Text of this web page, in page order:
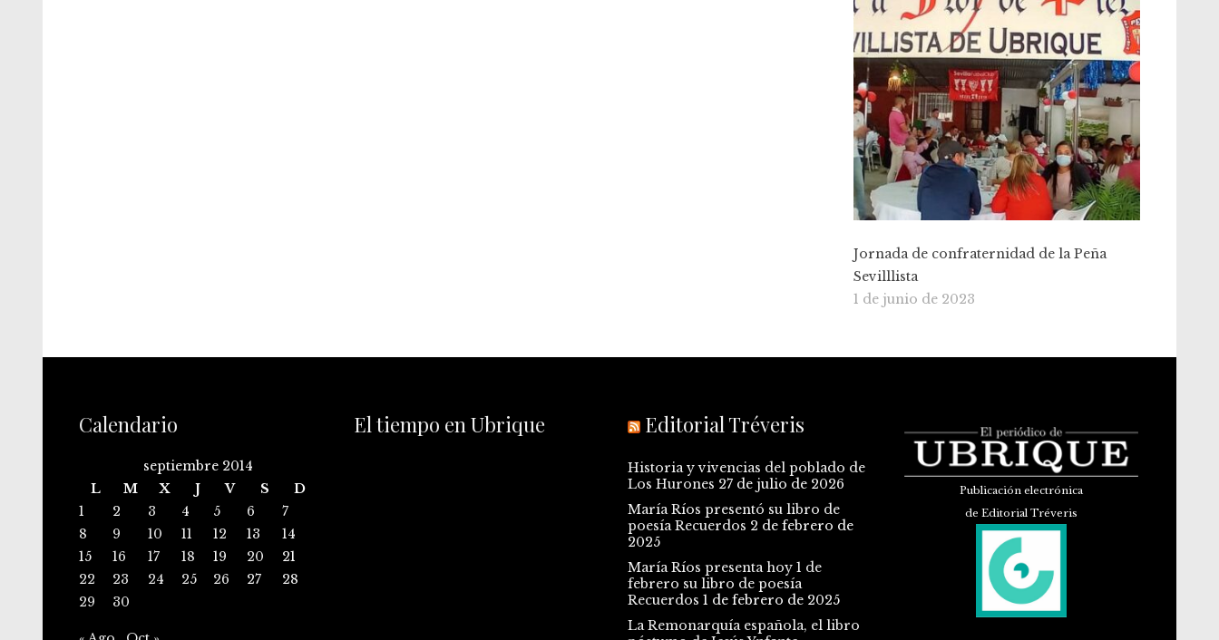
Jornada de confraternidad de la Peña
Sevilllista
1 de junio de 2023
Calendario
septiembre 2014
L
M X J V S
D
1
2 3 4 5 6
7
8
9 10 11 12 13
14
15
16 17 18 19 20
21
22
23 24 25 26 27
28
29
30
El tiempo en Ubrique Editorial Tréveris
Historia y vivencias del poblado de
Los Hurones 27 de julio de 2026
María Ríos presentó su libro de
poesía Recuerdos 2 de febrero de
2025
María Ríos presenta hoy 1 de
febrero su libro de poesía
Recuerdos 1 de febrero de 2025
La Remonarquía española, el libro
Publicación electrónica
de Editorial Tréveris